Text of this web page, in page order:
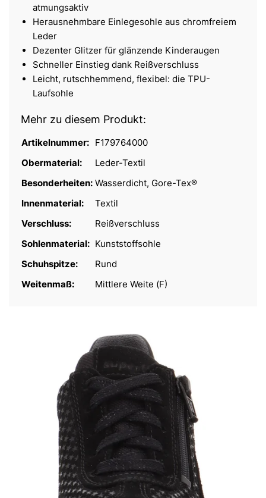
atmungsaktiv
Herausnehmbare Einlegesohle aus chromfreiem
Leder
Dezenter Glitzer für glänzende Kinderaugen
Schneller Einstieg dank Reißverschluss
Leicht, rutschhemmend, flexibel: die TPU-
Laufsohle
Mehr zu diesem Produkt:
Artikelnummer: F179764000
Obermaterial:
Leder-Textil
Besonderheiten: Wasserdicht, Gore-Tex®
Innenmaterial:
Textil
Verschluss:
Reißverschluss
Sohlenmaterial: Kunststoffsohle
Schuhspitze:
Rund
Weitenmaß:
Mittlere Weite (F)